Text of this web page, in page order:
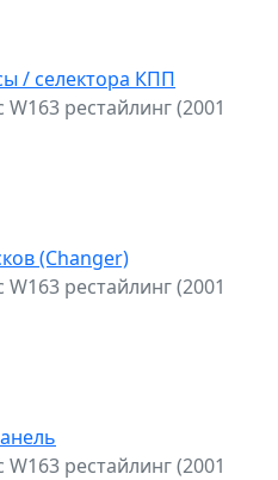
/ селектора КПП
рестайлинг (2001
(Changer)
рестайлинг (2001
рестайлинг (2001